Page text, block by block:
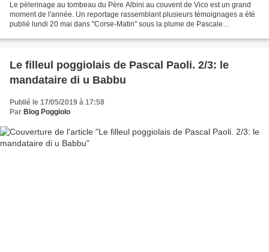
Le pèlerinage au tombeau du Père Albini au couvent de Vico est un grand
moment de l'année. Un reportage rassemblant plusieurs témoignages a été
publié lundi 20 mai dans "Corse-Matin" sous la plume de Pascale
Le filleul poggiolais de Pascal Paoli. 2/3: le
mandataire di u Babbu
Publié le 17/05/2019 à 17:58
Par Blog Poggiolo